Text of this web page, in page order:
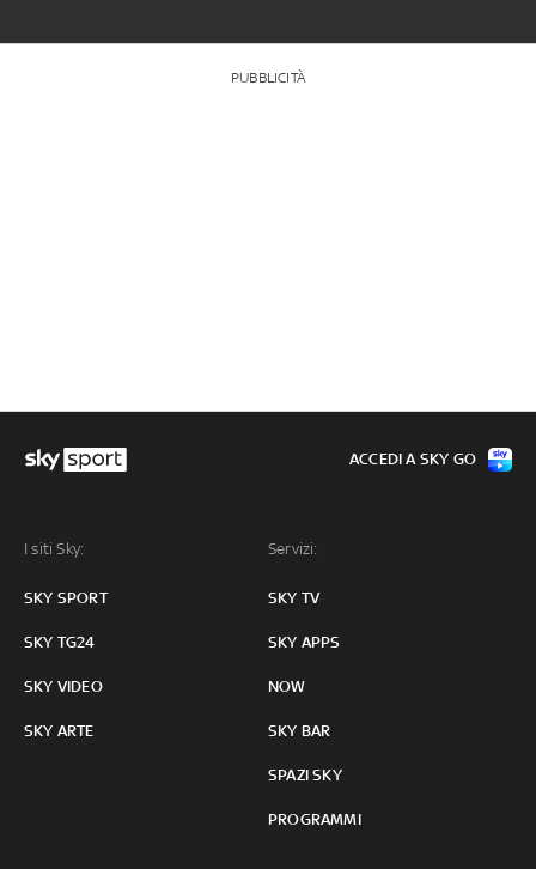
PUBBLICITÀ
I siti Sky:
SKY SPORT
SKY TG24
SKY VIDEO
SKY ARTE
Servizi:
SKY TV
SKY APPS
NOW
SKY BAR
SPAZI SKY
PROGRAMMI
ACCEDI A SKY GO